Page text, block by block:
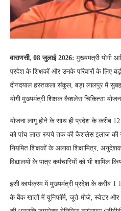
वाराणसी, 08 जुलाई 2026: मुख्यमंत्री योगी
प्रदेश के शिक्षकों और उनके परिवारों के लिए
दीनदयाल हस्तकला संकुल, बड़ा लालपुर में
योगी मुख्यमंत्री शिक्षक कैशलेस चिकित्सा
योजना लागू होने के साथ ही प्रदेश के करीब
को पांच लाख रुपये तक की कैशलेस इलाज की
नियमित शिक्षकों के अलावा शिक्षामित्र,
विद्यालयों के पात्र कर्मचारियों को भी शामिल
इसी कार्यक्रम में मुख्यमंत्री प्रदेश के करीब
के बैंक खातों में यूनिफॉर्म, जूते-मोजे, स्वेटर